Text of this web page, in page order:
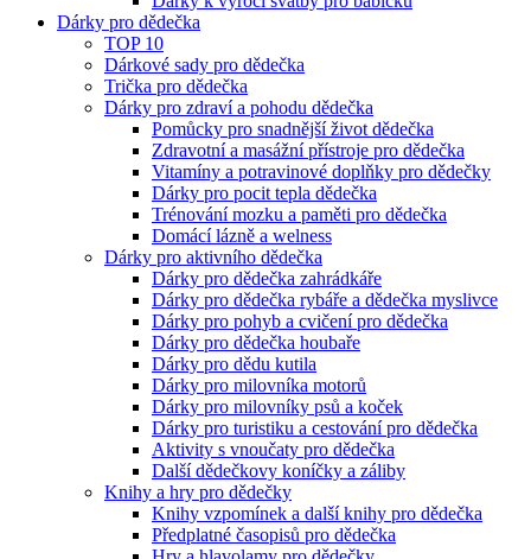
Dárky pro dědečka
TOP 10
Dárkové sady pro dědečka
Trička pro dědečka
Dárky pro zdraví a pohodu dědečka
Pomůcky pro snadnější život dědečka
Zdravotní a masážní přístroje pro dědečka
Vitamíny a potravinové doplňky pro dědečky
Dárky pro pocit tepla dědečka
Trénování mozku a paměti pro dědečka
Domácí lázně a welness
Dárky pro aktivního dědečka
Dárky pro dědečka zahrádkáře
Dárky pro dědečka rybáře a dědečka myslivce
Dárky pro pohyb a cvičení pro dědečka
Dárky pro dědečka houbaře
Dárky pro dědu kutila
Dárky pro milovníka motorů
Dárky pro milovníky psů a koček
Dárky pro turistiku a cestování pro dědečka
Aktivity s vnoučaty pro dědečka
Další dědečkovy koníčky a záliby
Knihy a hry pro dědečky
Knihy vzpomínek a další knihy pro dědečka
Předplatné časopisů pro dědečka